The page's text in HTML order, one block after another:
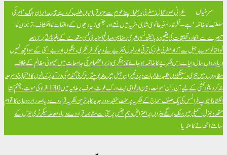
سرخیاں بحرانی صورتحال: مغربی رہنما اپنے عوام سے مزید قربانیاں طلب کر رہے ہیں۔ایران جنگ ‘امریکی
سلطنت کا خاتمہ’ ہے – ٹکر کارلسنبرطانوی شاہی بحریہ میں نشے اور جنسی زیادتیوں کے واقعات کا انکشاف، ترجمان کا
تبصرے سے انکار، تحقیقات کی یقین دہانی
تیونسی شہری رضا بن صالح الیزیدی کسی مقدمے کے بغیر 24 برس بعد
گوانتانوموبے جیل سے آزادمغربی طرز کی ترقی اور لبرل نظریے نے دنیا کو افراتفری، جنگوں اور بےامنی کے سوا کچھ نہیں
دیا، رواں سال دنیا سے اس نظریے کا خاتمہ ہو جائے گا: ہنگری وزیراعظمامریکی جامعات میں صیہونی مظالم کے خلاف
مظاہروں میں تیزی، سینکڑوں طلبہ، طالبات و پروفیسران جیل میں بندپولینڈ: یوکرینی گندم کی درآمد پر کسانوں کا احتجاج، سرحد
بند کر دی
خود کشی کے لیے آن لائن سہولت، بین الاقوامی نیٹ ورک ملوث، صرف برطانیہ میں 130 افراد کی موت، چشم کشا
انکشافاتپوپ فرانسس کی یک صنف سماج کے نظریہ پر سخت تنقید، دور جدید کا بدترین نظریہ قرار دے دیاصدر ایردوعان کا اقوام
متحدہ جنرل اسمبلی میں رنگ برنگے بینروں پر اعتراض، ہم جنس پرستی سے مشابہہ قرار دے دیا، معاملہ سیکرٹری جنرل کے
سامنے اٹھانے کا عندیا